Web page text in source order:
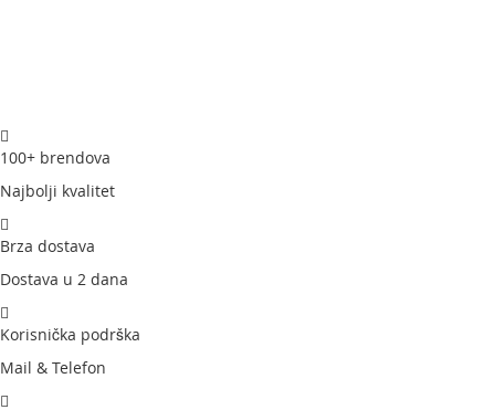
100+ brendova
Najbolji kvalitet
Brza dostava
Dostava u 2 dana
Korisnička podrška
Mail & Telefon